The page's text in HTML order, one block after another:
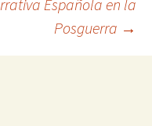
Española en la
Posguerra →